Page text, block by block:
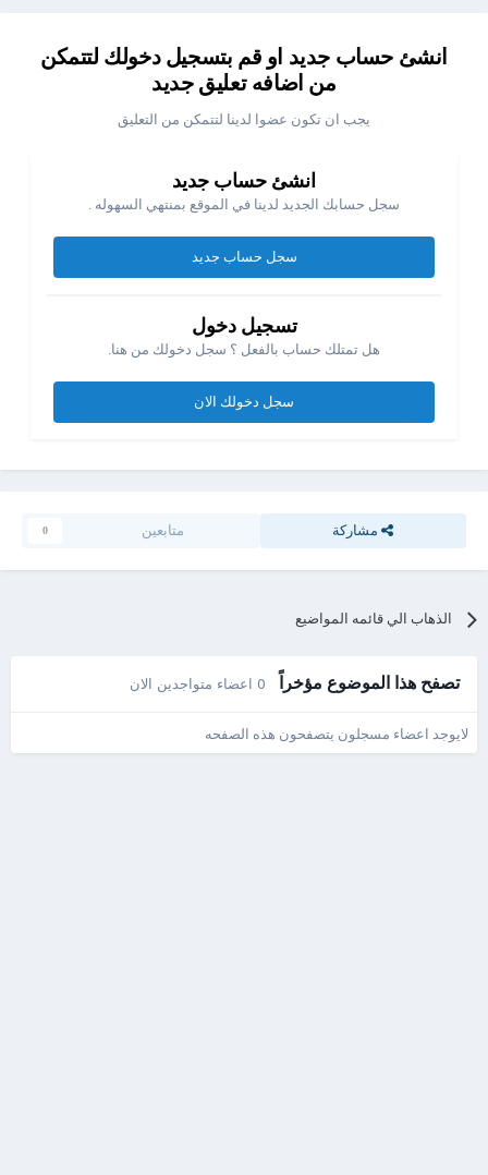
انشئ حساب جديد او قم بتسجيل دخولك لتتمكن
من اضافه تعليق جديد
يجب ان تكون عضوا لدينا لتتمكن من التعليق
انشئ حساب جديد
سجل حسابك الجديد لدينا في الموقع بمنتهي السهوله .
سجل حساب جديد
تسجيل دخول
هل تمتلك حساب بالفعل ؟ سجل دخولك من هنا.
سجل دخولك الان
مشاركة متابعين 0
الذهاب الي قائمه المواضيع
تصفح هذا الموضوع مؤخراً 0 اعضاء متواجدين الان
لايوجد اعضاء مسجلون يتصفحون هذه الصفحه